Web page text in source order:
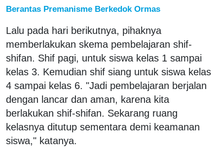
Berantas Premanisme Berkedok Ormas
Lalu pada hari berikutnya, pihaknya
memberlakukan skema pembelajaran shif-
shifan. Shif pagi, untuk siswa kelas 1 sampai
kelas 3. Kemudian shif siang untuk siswa kelas
4 sampai kelas 6. "Jadi pembelajaran berjalan
dengan lancar dan aman, karena kita
berlakukan shif-shifan. Sekarang ruang
kelasnya ditutup sementara demi keamanan
siswa," katanya.